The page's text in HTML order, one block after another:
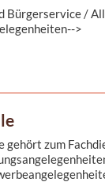
Bürgerservice /
>
gehört zum